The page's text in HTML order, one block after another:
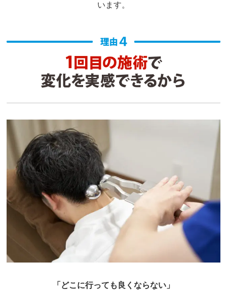
います。
「どこに行っても良くならない」